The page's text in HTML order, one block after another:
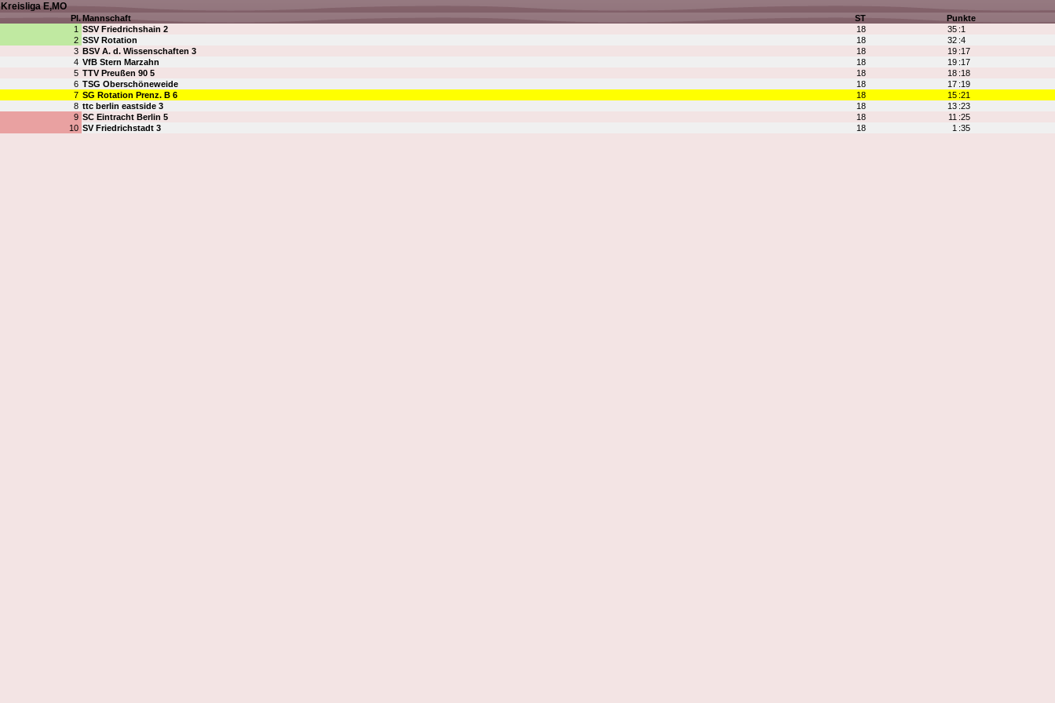
Kreisliga E,MO
Pl.Mannschaft ST
Punkte
1 SSV Friedrichshain 2 18 35 :1
2 SSV Rotation 18 32 :4
3 BSV A. d. Wissenschaften 3 18 19 :17
4 VfB Stern Marzahn 18 19 :17
5 TTV Preußen 90 5 18 18 :18
6 TSG Oberschöneweide 18 17 :19
7 SG Rotation Prenz. B 6 18 15 :21
8 ttc berlin eastside 3 18 13 :23
9 SC Eintracht Berlin 5 18 11 :25
10 SV Friedrichstadt 3 18 1 :35